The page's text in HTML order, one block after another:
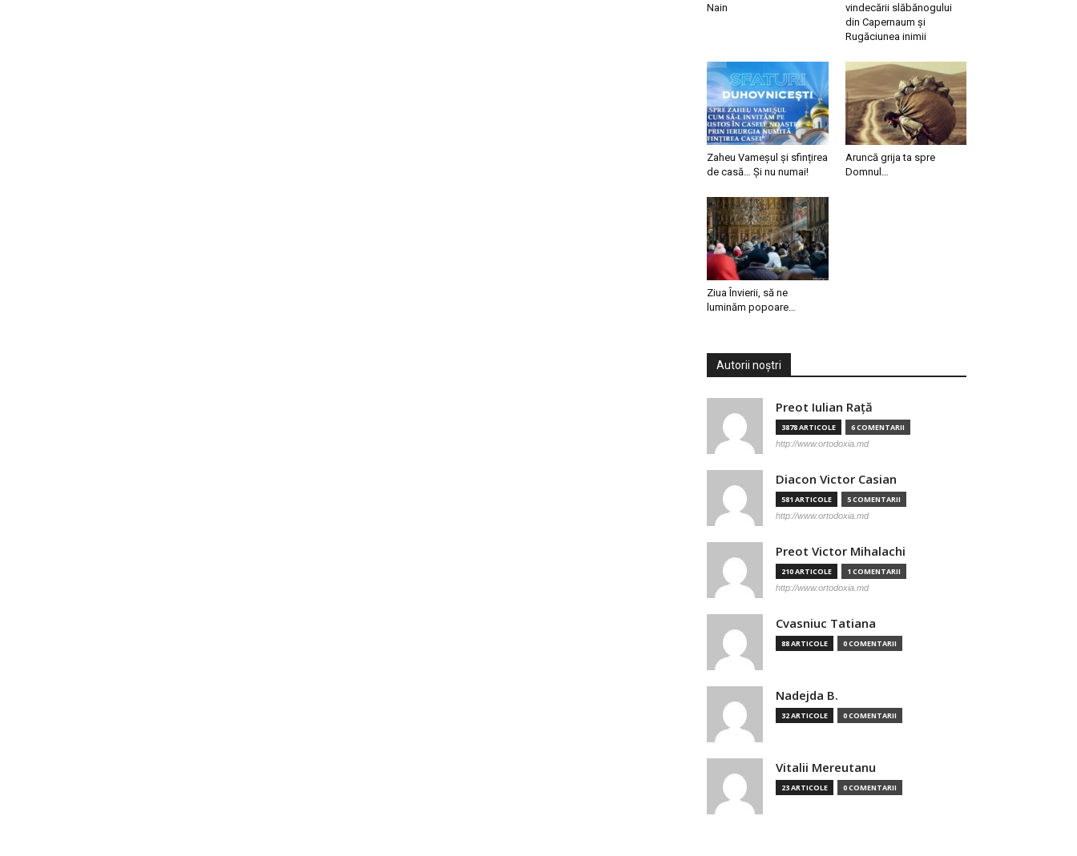
Nain
vindecării slăbănogului
din Capernaum și
Rugăciunea inimii
Zaheu Vameșul și sfințirea
de casă… Și nu numai!
Aruncă grija ta spre
Domnul…
Ziua Învierii, să ne
luminăm popoare…
Autorii noștri
Preot Iulian Raţă
3878 ARTICOLE 6 COMENTARII
http://www.ortodoxia.md
Diacon Victor Casian
581 ARTICOLE 5 COMENTARII
http://www.ortodoxia.md
Preot Victor Mihalachi
210 ARTICOLE 1 COMENTARII
http://www.ortodoxia.md
Cvasniuc Tatiana
88 ARTICOLE 0 COMENTARII
Nadejda B.
32 ARTICOLE 0 COMENTARII
Vitalii Mereutanu
23 ARTICOLE 0 COMENTARII